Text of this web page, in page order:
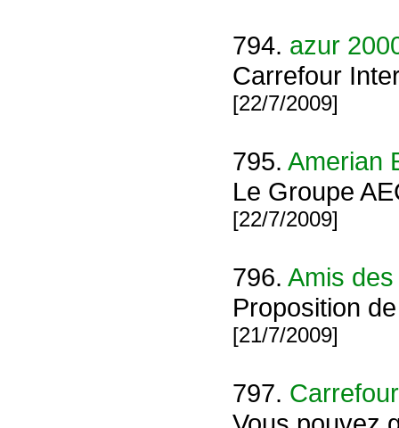
794. azur
Carrefour
[22/7/2009]
795. Amerian
Le Groupe
[22/7/2009]
796. Amis
Proposition
[21/7/2009]
797.